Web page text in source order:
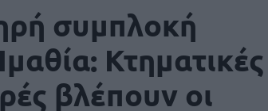
συμπλοκή
Κτηματικές
βλέπουν οι